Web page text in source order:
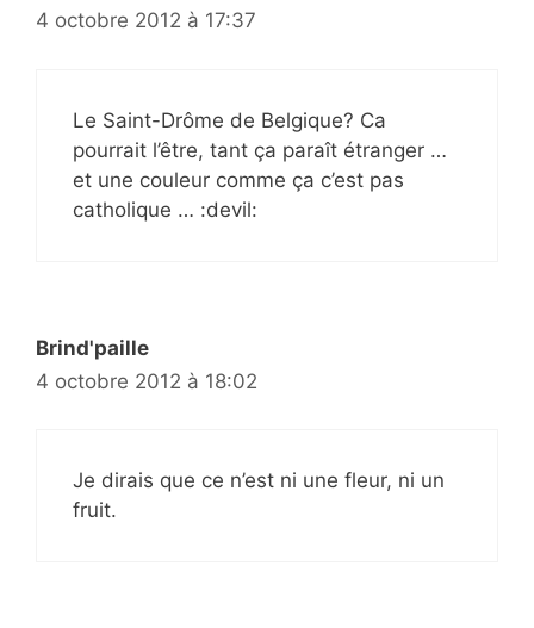
4 octobre 2012 à 17:37
Le Saint-Drôme de Belgique? Ca
pourrait l’être, tant ça paraît étranger …
et une couleur comme ça c’est pas
catholique … :devil:
Brind'paille
4 octobre 2012 à 18:02
Je dirais que ce n’est ni une fleur, ni un
fruit.